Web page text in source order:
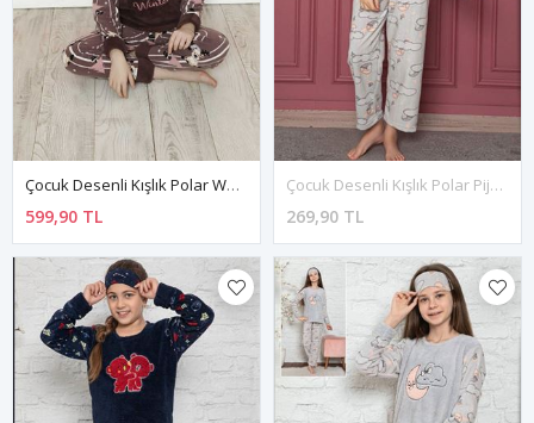
Çocuk Desenli Kışlık Polar Welsoft Pijama Takımı 9K-20294
599,90 TL
Çocuk Desenli Kışlık Polar Pijama Takımı 3E-0493
269,90 TL